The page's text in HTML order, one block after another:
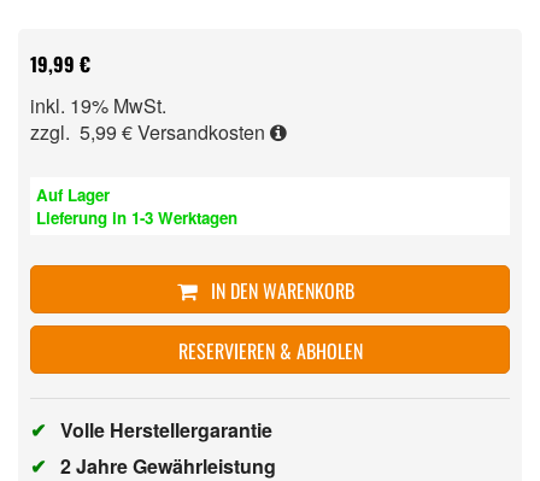
19,99 €
inkl. 19% MwSt.
zzgl. 5,99 €Versandkosten
Auf Lager
Lieferung in 1-3 Werktagen
IN DEN WARENKORB
RESERVIEREN & ABHOLEN
✔ Volle Herstellergarantie
✔ 2 Jahre Gewährleistung